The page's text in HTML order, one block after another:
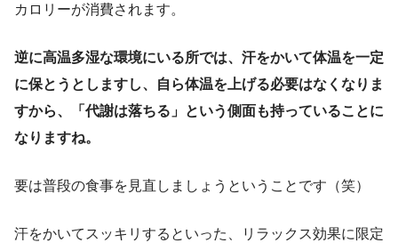
カロリーが消費されます。
逆に高温多湿な環境にいる所では、汗をかいて体温を一定
に保とうとしますし、自ら体温を上げる必要はなくなりま
すから、「代謝は落ちる」という側面も持っていることに
なりますね。
要は普段の食事を見直しましょうということです（笑）
汗をかいてスッキリするといった、リラックス効果に限定